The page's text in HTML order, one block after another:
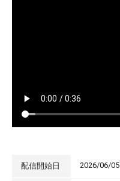
配信開始日 2026/06/05